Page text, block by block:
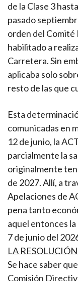
de la Clase 3
pasado
orden del Comité
habilitado a
Carretera. Sin
aplicaba solo
resto de las que
Esta
comunicadas en
12 de junio, la
parcialmente la
originalmente
de 2027. Allí, a
Apelaciones de
pena tanto
aquel entonces
7 de junio del
LA
Se hace saber
Comisión